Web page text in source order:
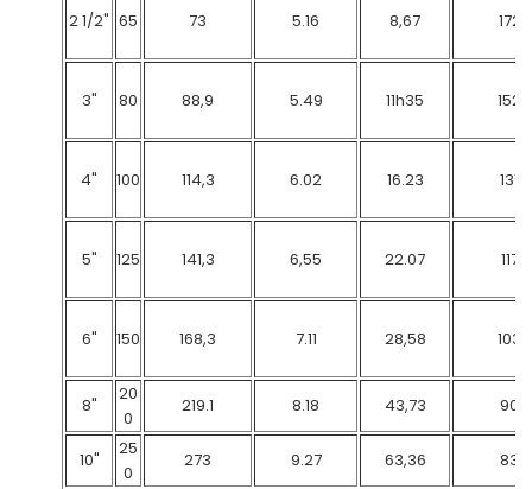
2 1/2" 65 73 5.16 8,67 172
3" 80 88,9 5.49 11h35 152
4" 100 114,3 6.02 16.23 131
5" 125 141,3 6,55 22.07 117
6" 150 168,3 7.11 28,58 103
8"
20
0
219.1 8.18 43,73 90
10"
25
0
273 9.27 63,36 83